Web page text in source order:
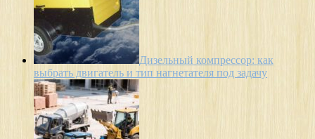
Дизельный компрессор: как
выбрать двигатель и тип нагнетателя под задачу